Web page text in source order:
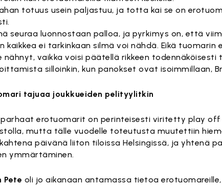
totuus usein paljastuu, ja totta kai se on
seuraa luonnostaan palloa, ja pyrkimys on, että
kaikkea ei tarkinkaan silmä voi nähdä. Eikä
nähnyt, vaikka voisi päätellä rikkeen
silloinkin, kun panokset ovat isoimmillaan,
tajuaa joukkueiden pelityylitkin
erotuomarit on perinteisesti viritetty play off
mutta tälle vuodelle toteutusta muutettiin
päivänä liiton tiloissa Helsingissä, ja yhtenä
ymmärtäminen.
Pete oli jo aikanaan antamassa tietoa